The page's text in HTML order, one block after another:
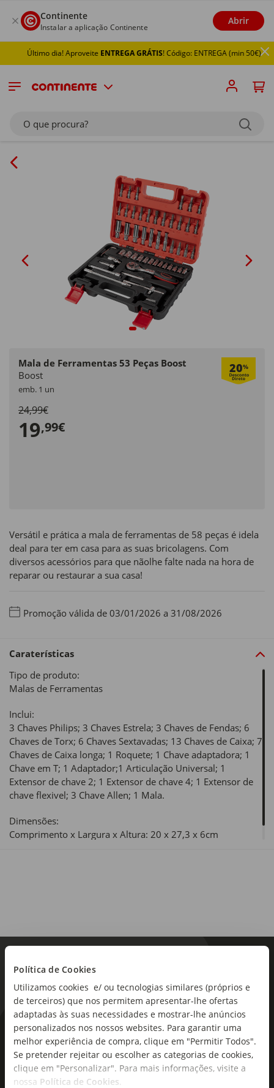
Política de Cookies
Utilizamos cookies e/ ou tecnologias similares (próprios e
de terceiros) que nos permitem apresentar-lhe ofertas
adaptadas às suas necessidades e mostrar-lhe anúncios
personalizados nos nossos websites. Para garantir uma
melhor experiência de compra, clique em "Permitir Todos".
Se pretender rejeitar ou escolher as categorias de cookies,
clique em "Personalizar". Para mais informações, visite a
nossa Política de Cookies.
Continente
Instalar a aplicação Continente
Abrir
Último dia! AproveiteENTREGA GRÁTIS! Código: ENTREGA (min 50€)
O que procura?
Mala de Ferramentas 53 Peças Boost 20%
Boost
emb. 1 un
24,99€
19,99€
Versátil e prática a mala de ferramentas de 58 peças é idela
deal para ter em casa para as suas bricolagens. Com
diversos acessórios para que nãolhe falte nada na hora de
reparar ou restaurar a sua casa!
Promoção válida de 03/01/2026 a 31/08/2026
Caraterísticas
Tipo de produto:
Malas de Ferramentas
Inclui:
3 Chaves Philips; 3 Chaves Estrela; 3 Chaves de Fendas; 6
Chaves de Torx; 6 Chaves Sextavadas; 13 Chaves de Caixa; 7
Chaves de Caixa longa; 1 Roquete; 1 Chave adaptadora; 1
Chave em T; 1 Adaptador;1 Articulação Universal; 1
Extensor de chave 2; 1 Extensor de chave 4; 1 Extensor de
chave flexivel; 3 Chave Allen; 1 Mala.
Dimensões:
Comprimento x Largura x Altura: 20 x 27,3 x 6cm
As novidades mais frescas no
seu e-mail!
Subscreva e descubra campanhas exclusivas,